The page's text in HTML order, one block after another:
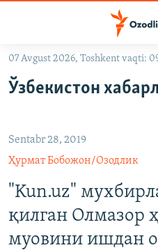
Асосий
Қидиришга
ўтинг
OZODLIK SURISHTIRUVLARI
На русском
ИЖТИМОИЙ ТАРМОҚЛАР
07 Avgust 2026, Toshkent vaqti:
Ўзбекистон
Sentabr 28, 2019
Ҳурмат Бобожон/Озодлик
"Kun.uz"
қилган Олмазор
муовини ишдан